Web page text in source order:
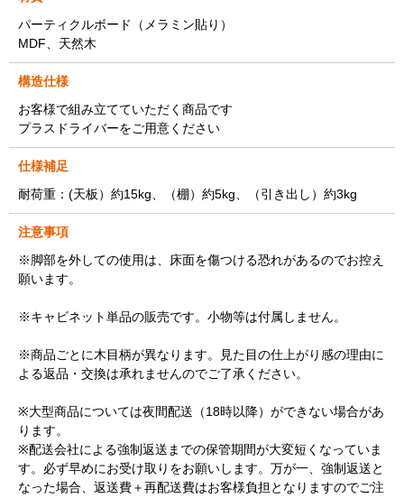
パーティクルボード（メラミン貼り）
MDF、天然木
構造仕様
お客様で組み立てていただく商品です
プラスドライバーをご用意ください
仕様補足
耐荷重：(天板）約15kg、（棚）約5kg、（引き出し）約3kg
注意事項
※脚部を外しての使用は、床面を傷つける恐れがあるのでお控え
願います。
※キャビネット単品の販売です。小物等は付属しません。
※商品ごとに木目柄が異なります。見た目の仕上がり感の理由に
よる返品・交換は承れませんのでご了承ください。
※大型商品については夜間配送（18時以降）ができない場合があ
ります。
※配送会社による強制返送までの保管期間が大変短くなっていま
す。必ず早めにお受け取りをお願いします。万が一、強制返送と
なった場合、返送費＋再配送費はお客様負担となりますのでご注